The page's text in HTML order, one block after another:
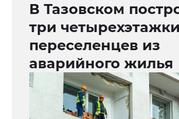
В Тазовском
три
переселенцев из
аварийного жилья